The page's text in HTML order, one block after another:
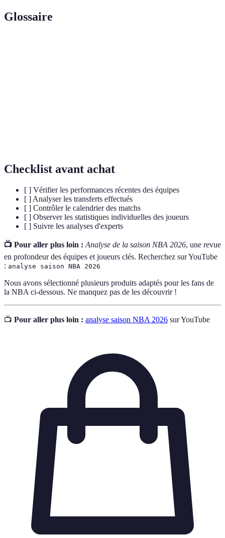
Glossaire
Checklist avant achat
[ ] Vérifier les performances récentes des équipes
[ ] Analyser les transferts effectués
[ ] Contrôler le calendrier des matchs
[ ] Observer les statistiques individuelles des joueurs
[ ] Suivre les analyses d'experts
📺 Pour aller plus loin : Analyse de la saison NBA 2026, une revue
en profondeur des équipes et joueurs clés. Recherchez sur YouTube
: analyse saison NBA 2026
Nous avons sélectionné plusieurs produits adaptés pour les fans de
la NBA ci-dessous. Ne manquez pas de les découvrir !
📺 Pour aller plus loin : analyse saison NBA 2026 sur YouTube